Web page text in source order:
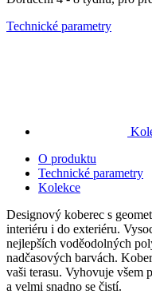
Technické parametry
O produktu
Technické parametry
Kolekce
Designový koberec s
interiéru i do exteriéru.
nejlepších voděodolných
nadčasových barvách.
vaši terasu. Vyhovuje všem
a velmi snadno se čistí.